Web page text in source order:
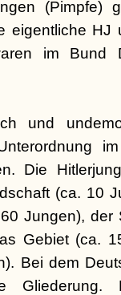
(Pimpfe)
eigentliche HJ
im Bund
und
Die
(ca. 10
Jungen), der
Gebiet (ca.
Bei dem